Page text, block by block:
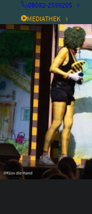
08092-2559205
MEDIATHEK